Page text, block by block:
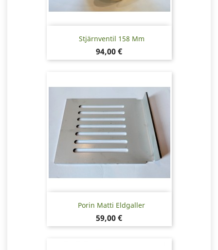
Stjärnventil 158 Mm
Pris
94,00 €
Porin Matti Eldgaller
Pris
59,00 €